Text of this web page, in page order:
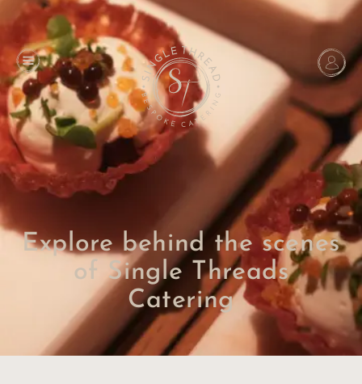
Explore behind the scenes
of Single Threads
Catering